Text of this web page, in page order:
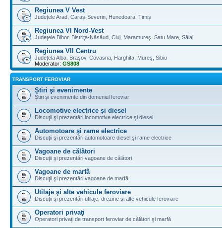
Regiunea V Vest
Judeţele Arad, Caraş-Severin, Hunedoara, Timiş
Regiunea VI Nord-Vest
Judeţele Bihor, Bistriţa-Năsăud, Cluj, Maramureş, Satu Mare, Sălaj
Regiunea VII Centru
Judeţela Alba, Braşov, Covasna, Harghita, Mureş, Sibiu
Moderator: GS808
TRANSPORT FEROVIAR
Ştiri şi evenimente
Ştiri şi evenimente din domeniul feroviar
Locomotive electrice şi diesel
Discuţii şi prezentări locomotive electrice şi diesel
Automotoare şi rame electrice
Discuţii şi prezentări automotoare diesel şi rame electrice
Vagoane de călători
Discuţii şi prezentări vagoane de călători
Vagoane de marfă
Discuţii şi prezentări vagoane de marfă
Utilaje şi alte vehicule feroviare
Discuţii şi prezentări utilaje, drezine şi alte vehicule feroviare
Operatori privaţi
Operatori privaţi de transport feroviar de călători şi marfă